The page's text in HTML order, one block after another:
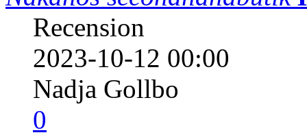
Recension
2023-10-12 00:00
Nadja Gollbo
0